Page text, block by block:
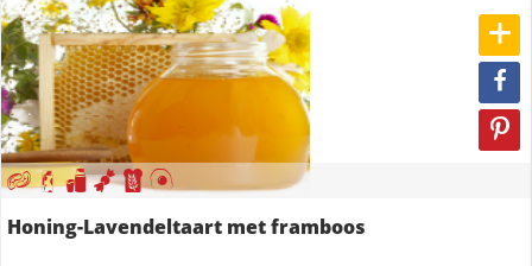
Honing-Lavendeltaart met framboos